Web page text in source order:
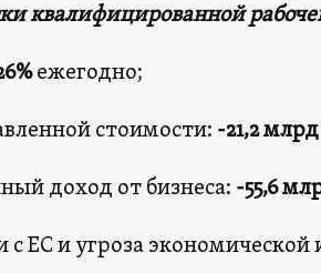
квалифицированной
ежегодно;
стоимости: -21,2 млрд
доход от бизнеса: -55,6
с ЕС и угроза экономической